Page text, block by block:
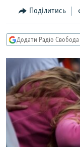
пошукуКУЛЬТУРА
УКРАЇНА
КРИМ.РЕАЛІЇ
СХЕМИ
КИТАЙ.ВИКЛИКИ
МУЛЬТИМЕДІА
ФОТО
СПЕЦПРОЄКТИ
ПОДКАСТИ
Поділитись
Додати Радіо